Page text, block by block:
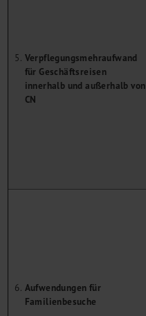
Verpflegungsmehraufwand
für Geschäftsreisen
innerhalb und außerhalb von
CN
Aufwendungen für
Familienbesuche